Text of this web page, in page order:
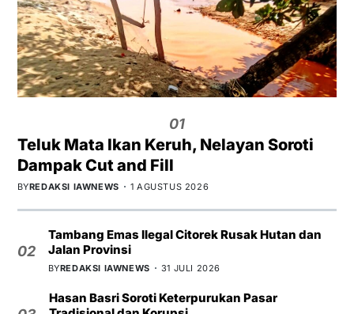
01
Teluk Mata Ikan Keruh, Nelayan Soroti
Dampak Cut and Fill
BYREDAKSI IAWNEWS 1 AGUSTUS 2026
02
Tambang Emas Ilegal Citorek Rusak Hutan dan
Jalan Provinsi
BYREDAKSI IAWNEWS 31 JULI 2026
Hasan Basri Soroti Keterpurukan Pasar